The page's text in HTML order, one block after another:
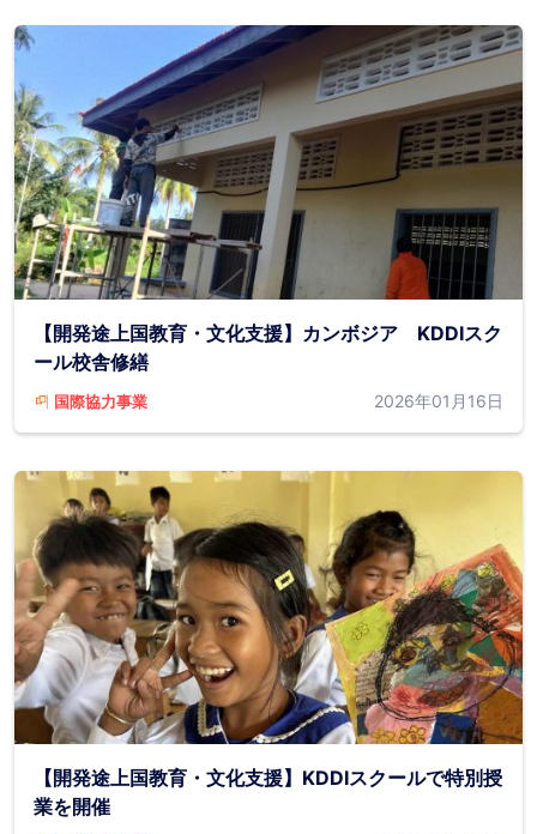
【開発途上国教育・文化支援】カンボジア KDDIスク
ール校舎修繕
国際協力事業 2026年01月16日
【開発途上国教育・文化支援】KDDIスクールで特別授
業を開催